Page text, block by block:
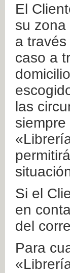
El
su
a
caso a
las
Si el
en
del
Para